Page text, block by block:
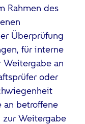
Rahmen des
Überprüfung
für interne
an
oder
betroffene
zur Weitergabe